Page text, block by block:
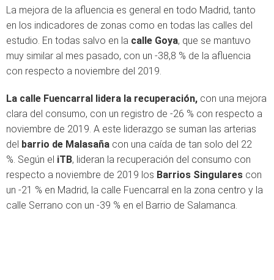
La mejora de la afluencia es general en todo Madrid, tanto
en los indicadores de zonas como en todas las calles del
estudio. En todas salvo en la calle Goya, que se mantuvo
muy similar al mes pasado, con un -38,8 % de la afluencia
con respecto a noviembre del 2019.
La calle Fuencarral lidera la recuperación, con una mejora
clara del consumo, con un registro de -26 % con respecto a
noviembre de 2019. A este liderazgo se suman las arterias
del barrio de Malasaña con una caída de tan solo del 22
%. Según el iTB, lideran la recuperación del consumo con
respecto a noviembre de 2019 los Barrios Singulares con
un -21 % en Madrid, la calle Fuencarral en la zona centro y la
calle Serrano con un -39 % en el Barrio de Salamanca.